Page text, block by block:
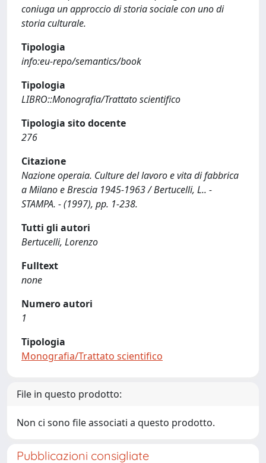
coniuga un approccio di storia sociale con uno di
storia culturale.
Tipologia
info:eu-repo/semantics/book
Tipologia
LIBRO::Monografia/Trattato scientifico
Tipologia sito docente
276
Citazione
Nazione operaia. Culture del lavoro e vita di fabbrica
a Milano e Brescia 1945-1963 / Bertucelli, L.. -
STAMPA. - (1997), pp. 1-238.
Tutti gli autori
Bertucelli, Lorenzo
Fulltext
none
Numero autori
1
Tipologia
Monografia/Trattato scientifico
File in questo prodotto:
Non ci sono file associati a questo prodotto.
Pubblicazioni consigliate